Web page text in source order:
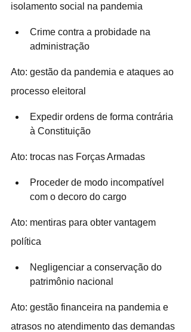
isolamento social na pandemia
Crime contra a probidade na
administração
Ato: gestão da pandemia e ataques ao
processo eleitoral
Expedir ordens de forma contrária
à Constituição
Ato: trocas nas Forças Armadas
Proceder de modo incompatível
com o decoro do cargo
Ato: mentiras para obter vantagem
política
Negligenciar a conservação do
patrimônio nacional
Ato: gestão financeira na pandemia e
atrasos no atendimento das demandas